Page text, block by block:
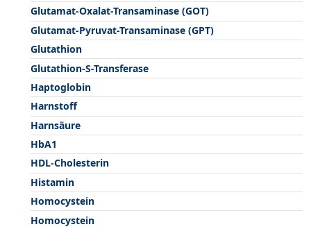
Glutamat-Oxalat-Transaminase (GOT)
Glutamat-Pyruvat-Transaminase (GPT)
Glutathion
Glutathion-S-Transferase
Haptoglobin
Harnstoff
Harnsäure
HbA1
HDL-Cholesterin
Histamin
Homocystein
Homocystein